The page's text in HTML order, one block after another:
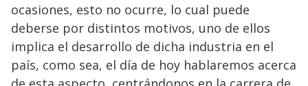
ocasiones, esto no ocurre, lo cual puede
deberse por distintos motivos, uno de ellos
implica el desarrollo de dicha industria en el
país, como sea, el día de hoy hablaremos acerca